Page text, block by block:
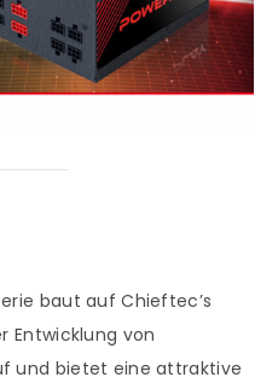
baut auf Chieftec’s
Entwicklung von
und bietet eine attraktive